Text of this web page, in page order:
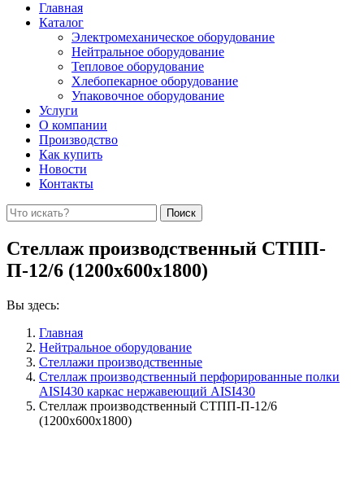
Главная
Каталог
Электромеханическое оборудование
Нейтральное оборудование
Тепловое оборудование
Хлебопекарное оборудование
Упаковочное оборудование
Услуги
О компании
Производство
Как купить
Новости
Контакты
Стеллаж производственный СТПП-
П-12/6 (1200х600х1800)
Вы здесь:
Главная
Нейтральное оборудование
Стеллажи производственные
Стеллаж производственный перфорированные полки
AISI430 каркас нержавеющий AISI430
Стеллаж производственный СТПП-П-12/6
(1200х600х1800)